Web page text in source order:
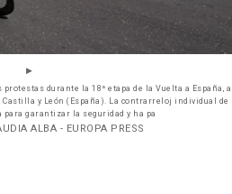
durante la 18ª etapa de la Vuelta a España, a
y León (España). La contrarreloj individual de
para garantizar la seguridad y ha pa
ALBA - EUROPA PRESS